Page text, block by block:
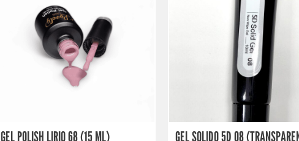
GEL POLISH LIRIO 68 (15 ML) GEL SOLIDO 5D 08